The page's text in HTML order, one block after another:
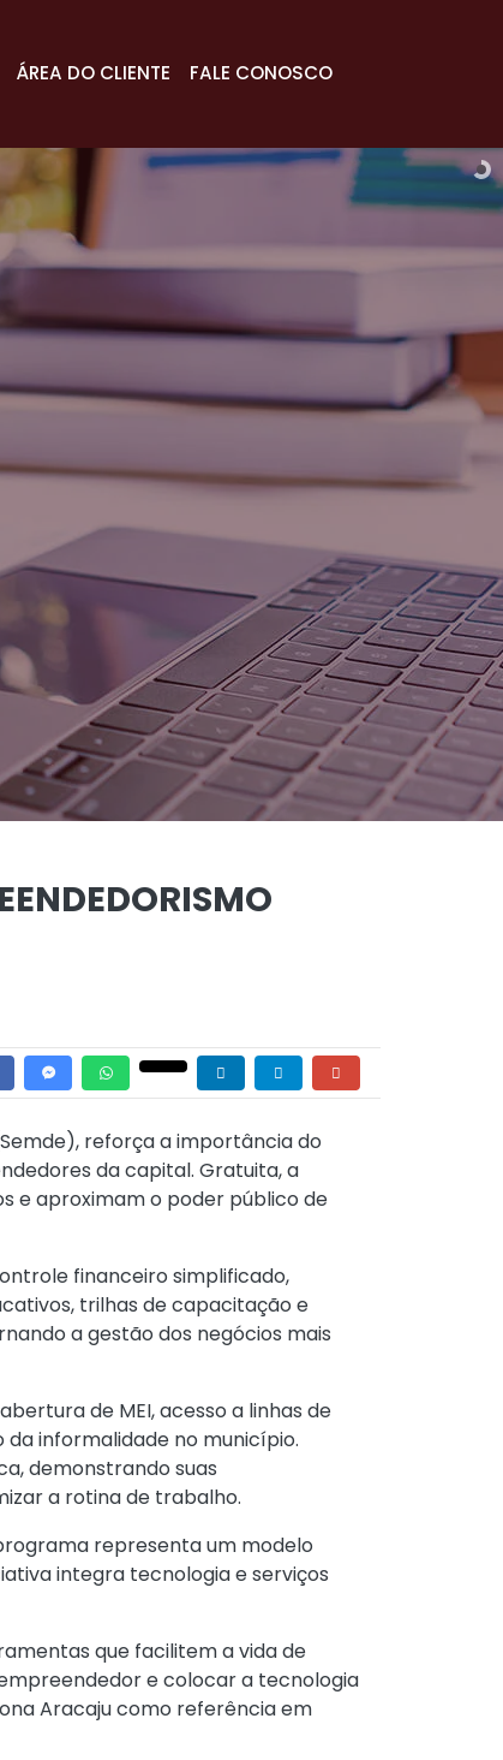
ÁREA DO CLIENTE FALE CONOSCO
reforça a importância do
da capital. Gratuita, a
e aproximam o poder público de
financeiro simplificado,
trilhas de capacitação e
a gestão dos negócios mais
de MEI, acesso a linhas de
informalidade no município.
demonstrando suas
a rotina de trabalho.
representa um modelo
integra tecnologia e serviços
que facilitem a vida de
e colocar a tecnologia
Aracaju como referência em